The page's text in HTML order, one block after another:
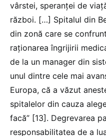
vârstei, speranței de
război. […] Spitalul din
din zonă care se
raționarea îngrijirii
de la un manager din
unul dintre cele mai
Europa, că a văzut
spitalelor din cauza
facă” [13]. Degrevarea
responsabilitatea de a